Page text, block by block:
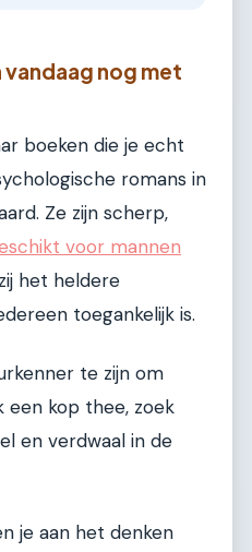
nog met
boeken die je echt
romans in
Ze zijn scherp,
voor mannen
het heldere
toegankelijk is.
te zijn om
een kop thee, zoek
en verdwaal in de
je aan het denken